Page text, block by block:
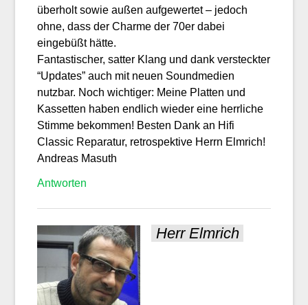
überholt sowie außen aufgewertet – jedoch
ohne, dass der Charme der 70er dabei
eingebüßt hätte.
Fantastischer, satter Klang und dank versteckter
“Updates” auch mit neuen Soundmedien
nutzbar. Noch wichtiger: Meine Platten und
Kassetten haben endlich wieder eine herrliche
Stimme bekommen! Besten Dank an Hifi
Classic Reparatur, retrospektive Herrn Elmrich!
Andreas Masuth
Antworten
Herr Elmrich